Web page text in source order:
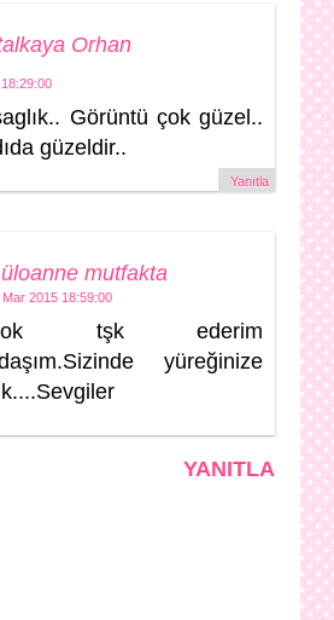
Orhan
Görüntü çok güzel..
güzeldir..
Yanıtla
mutfakta
Mar 2015 18:59:00
tşk ederim
yüreğinize
YANITLA